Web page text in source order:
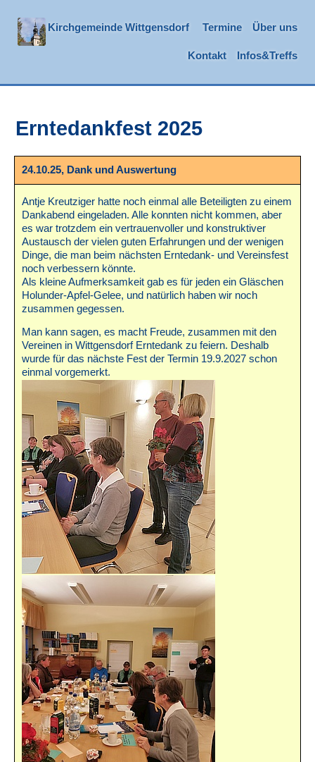
Kirchgemeinde Wittgensdorf Termine Über uns
Kontakt Infos&Treffs
Erntedankfest 2025
24.10.25, Dank und Auswertung
Antje Kreutziger hatte noch einmal alle Beteiligten zu einem
Dankabend eingeladen. Alle konnten nicht kommen, aber
es war trotzdem ein vertrauenvoller und konstruktiver
Austausch der vielen guten Erfahrungen und der wenigen
Dinge, die man beim nächsten Erntedank- und Vereinsfest
noch verbessern könnte.
Als kleine Aufmerksamkeit gab es für jeden ein Gläschen
Holunder-Apfel-Gelee, und natürlich haben wir noch
zusammen gegessen.
Man kann sagen, es macht Freude, zusammen mit den
Vereinen in Wittgensdorf Erntedank zu feiern. Deshalb
wurde für das nächste Fest der Termin 19.9.2027 schon
einmal vorgemerkt.